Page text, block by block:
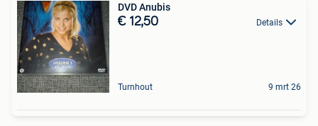
DVD Anubis
€ 12,50 Details
Turnhout 9 mrt 26